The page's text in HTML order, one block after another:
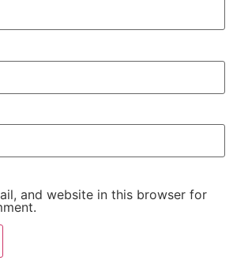
and website in this browser for